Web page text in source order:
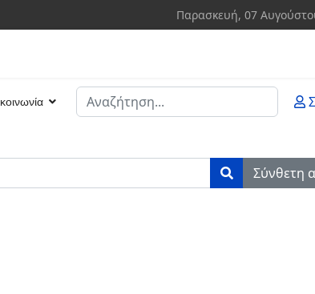
Παρασκευή, 07
Αναζήτηση
Σύνθετη